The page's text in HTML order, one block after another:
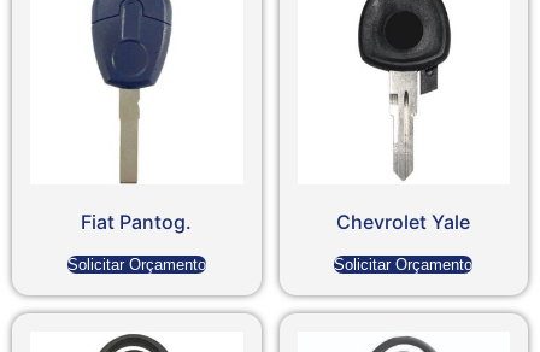
Fiat Pantog.
Solicitar Orçamento
Chevrolet Yale
Solicitar Orçamento